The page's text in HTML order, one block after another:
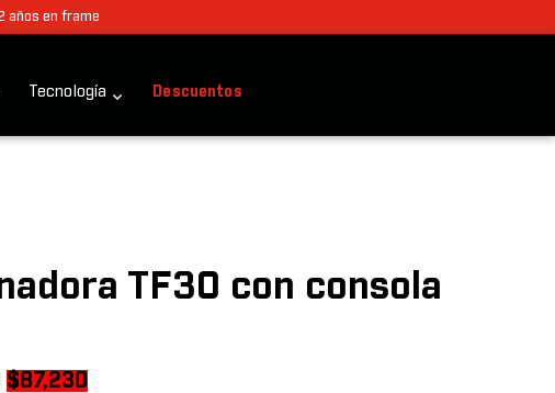
años en frame
Tecnología Descuentos
TF30 con consola
Original
$87,230